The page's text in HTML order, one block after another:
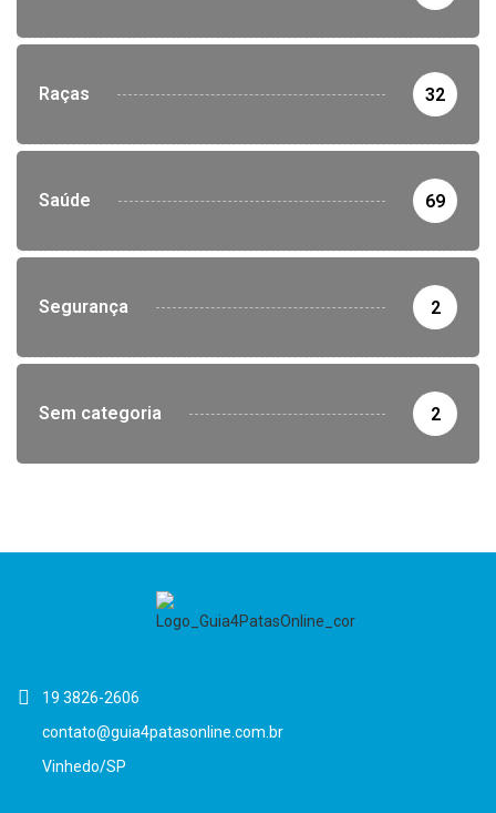
Raças 32
Saúde 69
Segurança 2
Sem categoria 2
19 3826-2606
contato@guia4patasonline.com.br
Vinhedo/SP